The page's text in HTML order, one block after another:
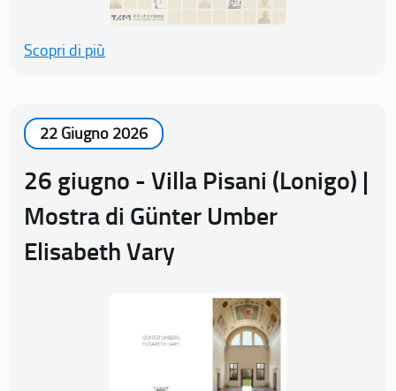
Scopri di più
22 Giugno 2026
26 giugno - Villa Pisani (Lonigo) |
Mostra di Günter Umber
Elisabeth Vary